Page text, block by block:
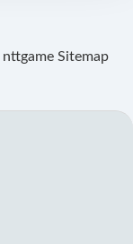
nttgame Sitemap